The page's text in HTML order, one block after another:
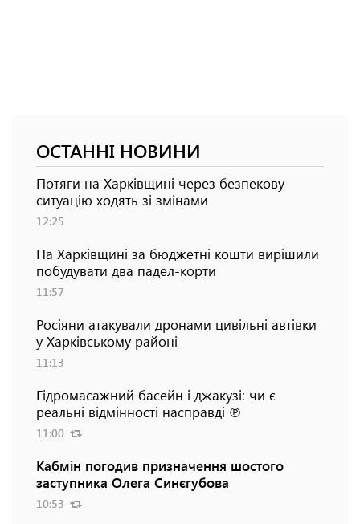
ОСТАННІ НОВИНИ
Потяги на Харківщині через безпекову
ситуацію ходять зі змінами
12:25
На Харківщині за бюджетні кошти вирішили
побудувати два падел-корти
11:57
Росіяни атакували дронами цивільні автівки
у Харківському районі
11:13
Гідромасажний басейн і джакузі: чи є
реальні відмінності насправді ℗
11:00
Кабмін погодив призначення шостого
заступника Олега Синєгубова
10:53